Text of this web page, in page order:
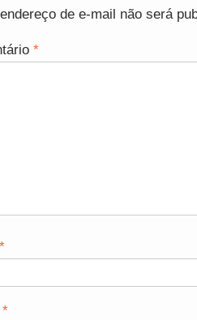
de e-mail não será
*
*
*